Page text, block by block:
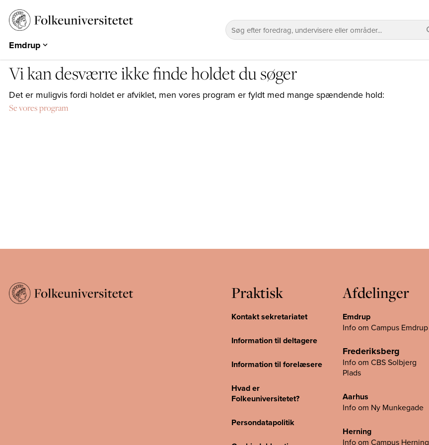
Emdrup
Aarhus
Emdrup
Herning
Hearts & Minds
Vi kan desværre ikke finde holdet du søger
Det er muligvis fordi holdet er afviklet, men vores program er fyldt med mange spændende hold:
Se vores program
Praktisk
Kontakt sekretariatet
Information til deltagere
Information til forelæsere
Hvad er
Folkeuniversitetet?
Persondatapolitik
Afdelinger
Emdrup
Info om Campus Emdrup
Frederiksberg
Info om CBS Solbjerg
Plads
Aarhus
Info om Ny Munkegade
Herning
Info om Campus Herning